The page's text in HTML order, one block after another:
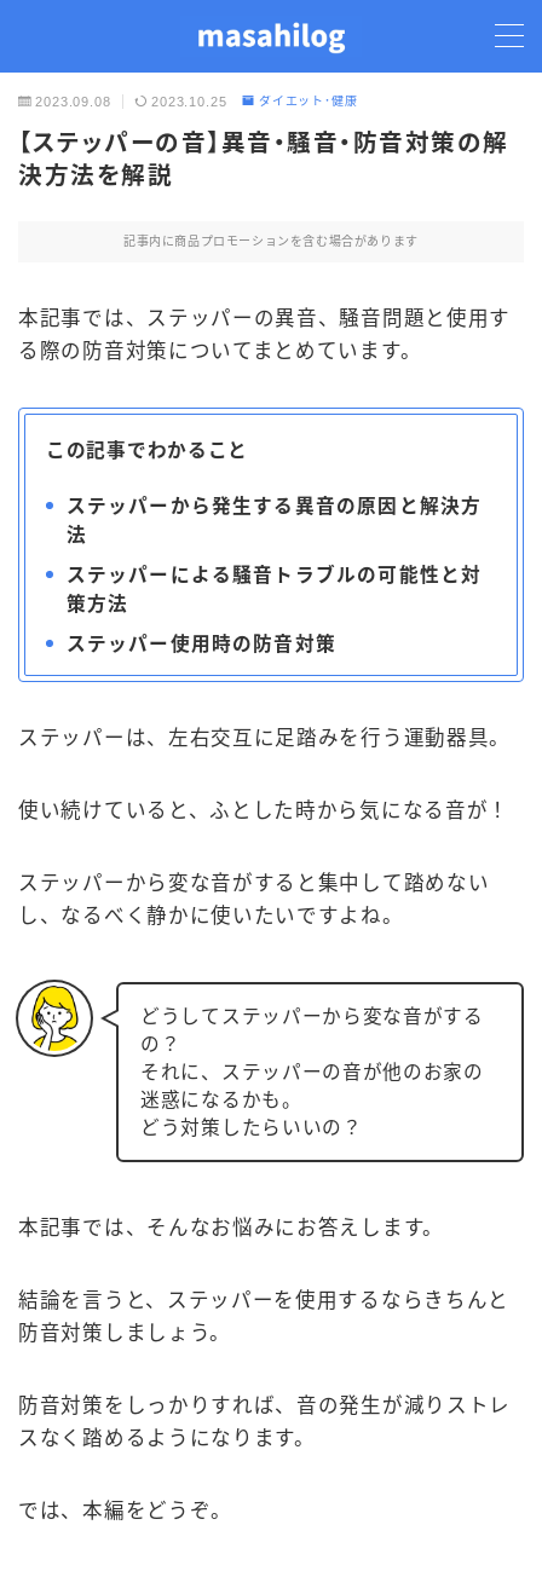
TOP
ステッパー
2023.09.08 2023.10.25 ダイエット･健康
【ステッパーの音】異音・騒音・防音対策の解
決方法を解説
記事内に商品プロモーションを含む場合があります
本記事では、ステッパーの異音、騒音問題と使用す
る際の防音対策についてまとめています。
この記事でわかること
ステッパーから発生する異音の原因と解決方
法
ステッパーによる騒音トラブルの可能性と対
策方法
ステッパー使用時の防音対策
ステッパーは、左右交互に足踏みを行う運動器具。
使い続けていると、ふとした時から気になる音が！
ステッパーから変な音がすると集中して踏めない
し、なるべく静かに使いたいですよね。
どうしてステッパーから変な音がする
の？
それに、ステッパーの音が他のお家の
迷惑になるかも。
どう対策したらいいの？
本記事では、そんなお悩みにお答えします。
結論を言うと、ステッパーを使用するならきちんと
防音対策しましょう。
防音対策をしっかりすれば、音の発生が減りストレ
スなく踏めるようになります。
では、本編をどうぞ。